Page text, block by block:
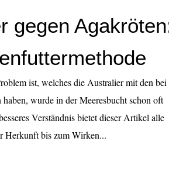
gegen
ist, welches die Australier mit den bei
haben, wurde in der Meeresbucht schon oft
Verständnis bietet dieser Artikel alle
Herkunft bis zum Wirken...